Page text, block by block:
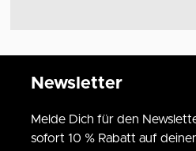
Oberteile lassen sich super stylen.
Jacken mit Reißverschluss
Über einemT-Shirtoder
Newsletter
Melde Dich für den
sofort 10 % Rabatt auf